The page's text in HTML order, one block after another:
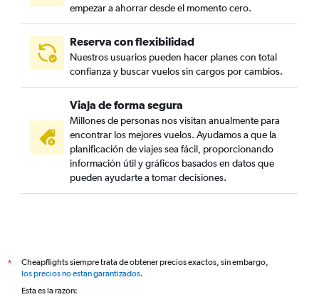
empezar a ahorrar desde el momento cero.
Reserva con flexibilidad
Nuestros usuarios pueden hacer planes con total
confianza y buscar vuelos sin cargos por cambios.
Viaja de forma segura
Millones de personas nos visitan anualmente para
encontrar los mejores vuelos. Ayudamos a que la
planificación de viajes sea fácil, proporcionando
información útil y gráficos basados en datos que
pueden ayudarte a tomar decisiones.
*
Cheapflights siempre trata de obtener precios exactos, sin embargo,
los precios no están garantizados.
Esta es la razón: